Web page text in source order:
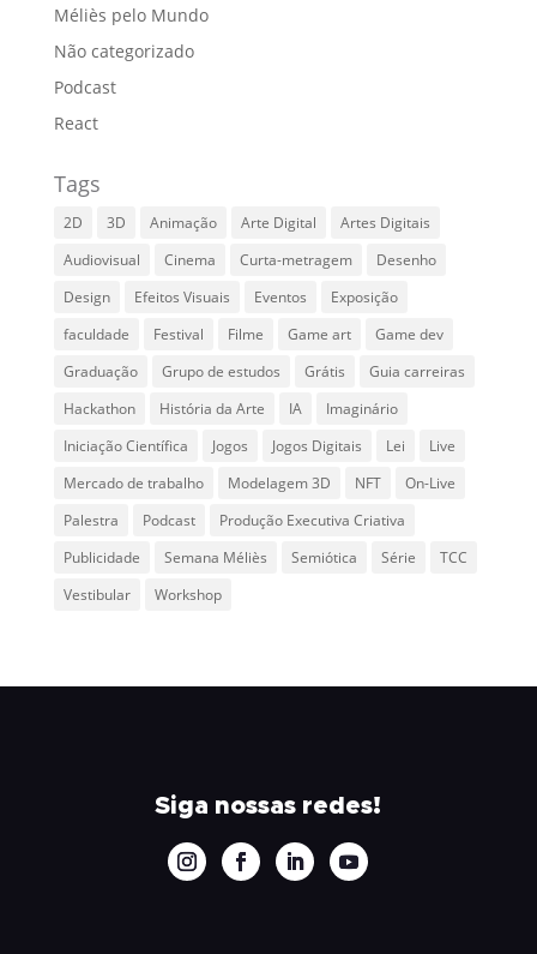
Méliès pelo Mundo
Não categorizado
Podcast
React
Tags
2D 3D Animação Arte Digital
Artes Digitais
Audiovisual
Cinema Curta-metragem
Desenho
Design
Efeitos Visuais Eventos
Exposição
faculdade
Festival Filme Game art
Game dev
Graduação
Grupo de estudos Grátis
Guia carreiras
Hackathon
História da Arte IA
Imaginário
Iniciação Científica
Jogos Jogos Digitais Lei
Live
Mercado de trabalho
Modelagem 3D NFT
On-Live
Palestra
Podcast
Produção Executiva Criativa
Publicidade
Semana Méliès Semiótica Série
TCC
Vestibular
Workshop
Siga nossas redes!